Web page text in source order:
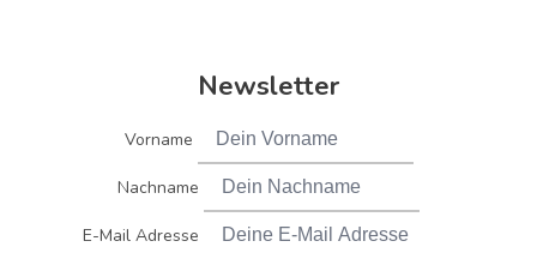
Newsletter
Vorname
Nachname
E-Mail Adresse